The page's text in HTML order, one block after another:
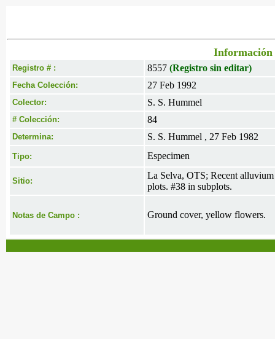
Información
Registro # : 8557 (Registro sin editar)
Fecha Colección: 27 Feb 1992
Colector: S. S. Hummel
# Colección: 84
Determina: S. S. Hummel , 27 Feb 1982
Tipo: Especimen
Sitio:
La Selva, OTS; Recent
plots. #38 in subplots.
Notas de Campo : Ground cover, yellow flowers.